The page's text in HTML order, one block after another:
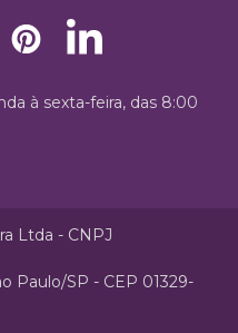
à sexta-feira, das 8:00
Ltda - CNPJ
Paulo/SP - CEP 01329-